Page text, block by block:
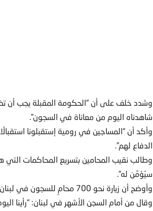
وشدد خلف على أن “الحكومة المقبلة يجب أن تضع
شاهدناه اليوم من معاناة في السجون”.
وأكد أن “المساجين في رومية إستقبلونا
الدفاع لهم”.
وطالب نقيب المحامين بتسريع المحاكمات
سيُؤمَّن له”.
وأوضح أن زيارة نحو 700 محامٍ للسجون في لبنان تمّت بشكلٍ تعاونيٍّ وإيجابيٍّ مع القوى الأمنية.
وقال من أمام السجن الأشهر في لبنان: “رأينا